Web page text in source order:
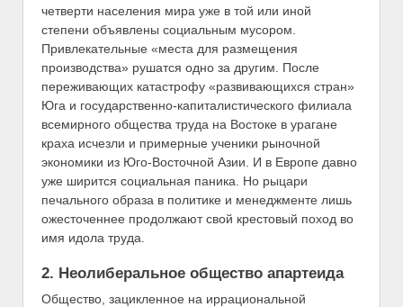
четверти населения мира уже в той или иной
степени объявлены социальным мусором.
Привлекательные «места для размещения
производства» рушатся одно за другим. После
переживающих катастрофу «развивающихся стран»
Юга и государственно-капиталистического филиала
всемирного общества труда на Востоке в урагане
краха исчезли и примерные ученики рыночной
экономики из Юго-Восточной Азии. И в Европе давно
уже ширится социальная паника. Но рыцари
печального образа в политике и менеджменте лишь
ожесточеннее продолжают свой крестовый поход во
имя идола труда.
2. Неолиберальное общество апартеида
Общество, зацикленное на иррациональной